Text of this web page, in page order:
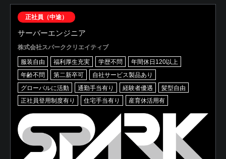
正社員（中途）
サーバーエンジニア
株式会社スパーククリエイティブ
服装自由 福利厚生充実 学歴不問
年間休日120以上
年齢不問
第二新卒可
自社サービス製品あり
グローバルに活動
通勤手当有り 経験者優遇
髪型自由
正社員登用制度有り
住宅手当有り 産育休活用有